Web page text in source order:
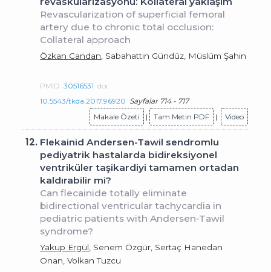
Revascularization of superficial femoral
artery due to chronic total occlusion:
Collateral approach
Özkan Candan , Sabahattin Gündüz, Müslüm Şahin
PMID:30516531 doi:
10.5543/tkda.2017.96920 Sayfalar 714 - 717
Makale Özeti
| Tam Metin PDF | Video
12. Flekainid Andersen-Tawil sendromlu
pediyatrik hastalarda bidireksiyonel
ventriküler taşikardiyi tamamen ortadan
kaldırabilir mi?
Can flecainide totally eliminate
bidirectional ventricular tachycardia in
pediatric patients with Andersen-Tawil
syndrome?
Yakup Ergül , Senem Özgür, Sertaç Hanedan
Onan, Volkan Tuzcu